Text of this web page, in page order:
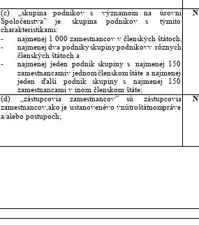
(c) „skupina podnikov s významom na
úrovni
Spoločenstva”
je skupina podnikov s
týmito
charakteristikami:
-
najmenej 1 000 zamestnancov v členských štátoch,
-
najmenej dva podnikyskupinypodnikovv rôznych
členských štátoch a
-
najmenej jeden podnik skupiny s najmenej
150
zamestnancamiv jednom členskom štáte a najmenej
jeden
ďalší podnik skupiny s najmenej
150
zamestnancami v inom členskom štáte;
N
(d) „zástupcovia zamestnancov” sú
zástupcovia
zamestnancov,ako je ustanovenévo vnútroštátnompráve
a/alebo postupoch;
N